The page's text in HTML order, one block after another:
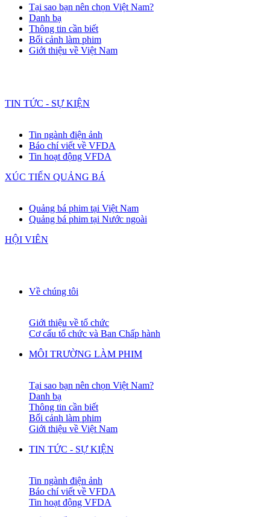
Tại sao bạn nên chọn Việt Nam?
Danh bạ
Thông tin cần biết
Bối cảnh làm phim
Giới thiệu về Việt Nam
TIN TỨC - SỰ KIỆN
Tin ngành điện ảnh
Báo chí viết về VFDA
Tin hoạt động VFDA
XÚC TIẾN QUẢNG BÁ
Quảng bá phim tại Việt Nam
Quảng bá phim tại Nước ngoài
HỘI VIÊN
Về chúng tôi
Giới thiệu về tổ chức
Cơ cấu tổ chức và Ban Chấp hành
MÔI TRƯỜNG LÀM PHIM
Tại sao bạn nên chọn Việt Nam?
Danh bạ
Thông tin cần biết
Bối cảnh làm phim
Giới thiệu về Việt Nam
TIN TỨC - SỰ KIỆN
Tin ngành điện ảnh
Báo chí viết về VFDA
Tin hoạt động VFDA